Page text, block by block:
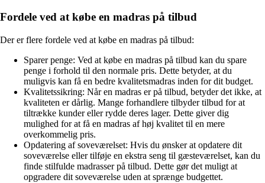
Fordele ved at købe en madras på tilbud
Der er flere fordele ved at købe en madras på tilbud:
Sparer penge: Ved at købe en madras på tilbud kan du spare
penge i forhold til den normale pris. Dette betyder, at du
muligvis kan få en bedre kvalitetsmadras inden for dit budget.
Kvalitetssikring: Når en madras er på tilbud, betyder det ikke, at
kvaliteten er dårlig. Mange forhandlere tilbyder tilbud for at
tiltrække kunder eller rydde deres lager. Dette giver dig
mulighed for at få en madras af høj kvalitet til en mere
overkommelig pris.
Opdatering af soveværelset: Hvis du ønsker at opdatere dit
soveværelse eller tilføje en ekstra seng til gæsteværelset, kan du
finde stilfulde madrasser på tilbud. Dette gør det muligt at
opgradere dit soveværelse uden at sprænge budgettet.